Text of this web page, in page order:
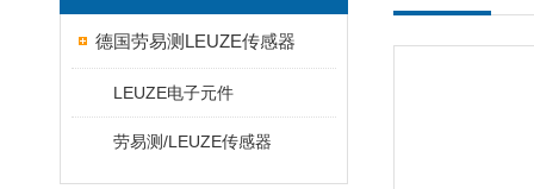
德国劳易测LEUZE传感器
LEUZE电子元件
劳易测/LEUZE传感器